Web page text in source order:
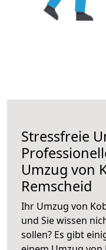
Stressfreie
Umzug von
Remscheid
Ihr Umzug von
und Sie wissen
sollen? Es gibt